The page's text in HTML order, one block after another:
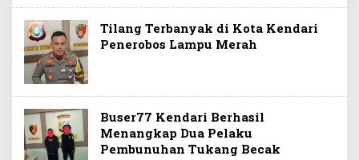
Tilang Terbanyak di Kota Kendari
Penerobos Lampu Merah
Buser77 Kendari Berhasil
Menangkap Dua Pelaku
Pembunuhan Tukang Becak